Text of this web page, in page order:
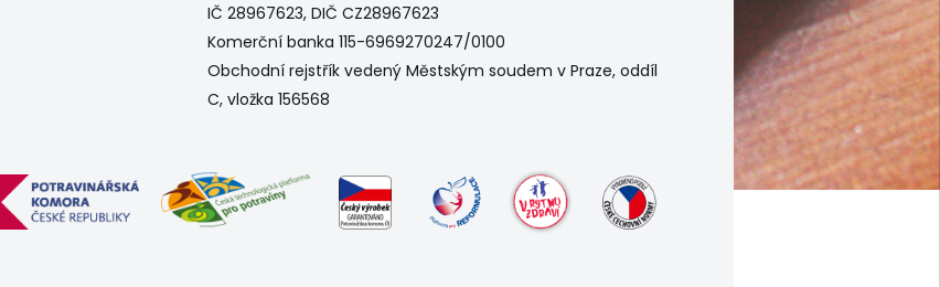
IČ 28967623, DIČ CZ28967623
Komerční banka 115-6969270247/0100
Obchodní rejstřík vedený Městským soudem v Praze, oddíl
C, vložka 156568